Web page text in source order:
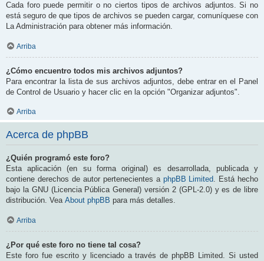
Cada foro puede permitir o no ciertos tipos de archivos adjuntos. Si no
está seguro de que tipos de archivos se pueden cargar, comuníquese con
La Administración para obtener más información.
Arriba
¿Cómo encuentro todos mis archivos adjuntos?
Para encontrar la lista de sus archivos adjuntos, debe entrar en el Panel
de Control de Usuario y hacer clic en la opción "Organizar adjuntos".
Arriba
Acerca de phpBB
¿Quién programó este foro?
Esta aplicación (en su forma original) es desarrollada, publicada y
contiene derechos de autor pertenecientes a phpBB Limited. Está hecho
bajo la GNU (Licencia Pública General) versión 2 (GPL-2.0) y es de libre
distribución. Vea About phpBB para más detalles.
Arriba
¿Por qué este foro no tiene tal cosa?
Este foro fue escrito y licenciado a través de phpBB Limited. Si usted